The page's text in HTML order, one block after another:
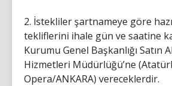
2. İstekliler şartnameye göre
tekliflerini ihale gün ve saatine
Kurumu Genel Başkanlığı Satın
Hizmetleri Müdürlüğü’ne
Opera/ANKARA) vereceklerdir.